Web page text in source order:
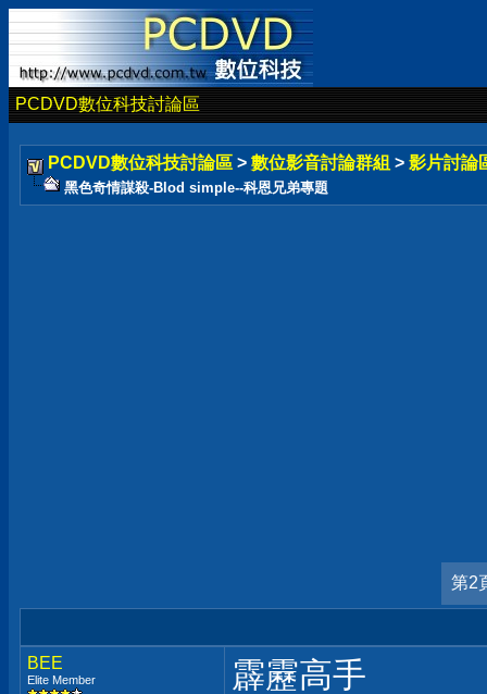
PCDVD數位科技討論區
PCDVD數位科技討論區 > 數位影音討論群組 > 影片討論
黑色奇情謀殺-Blod simple--科恩兄弟專題
第2
BEE
Elite Member 霹靂高手